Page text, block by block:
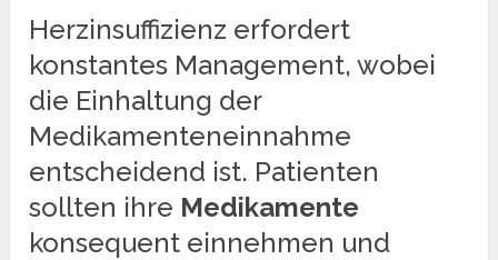
Herzinsuffizienz erfordert
konstantes Management, wobei
die Einhaltung der
Medikamenteneinnahme
entscheidend ist. Patienten
sollten ihre Medikamente
konsequent einnehmen und